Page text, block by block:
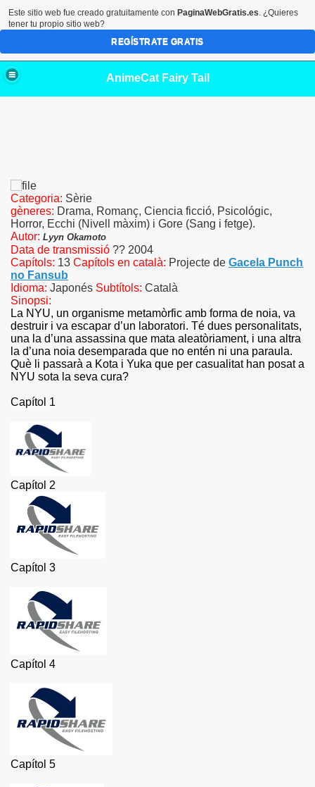
AnimeCat Fairy Tail
Categoria: Sèrie
gèneres: Drama, Romanç, Ciencia ficció, Psicológic,
Horror, Ecchi (Nivell màxim) i Gore (Sang i fetge).
Autor: Lyyn Okamoto
Data de transmissió ?? 2004
Capítols: 13 Capítols en català: Projecte de Gacela Punch
no Fansub
Idioma: Japonés Subtítols: Català
Sinopsi:
La NYU, un organisme metamòrfic amb forma de noia, va
destruir i va escapar d’un laboratori. Té dues personalitats,
una la d’una assassina que mata aleatòriament, i una altra
la d’una noia desemparada que no entén ni una paraula.
Què li passarà a Kota i Yuka que per casualitat han posat a
NYU sota la seva cura?
Capítol 1
Capítol 2
Capítol 3
Capítol 4
Capítol 5
Este sitio web fue creado gratuitamente con PaginaWebGratis.es. ¿Quieres
tener tu propio sitio web?
REGÍSTRATE GRATIS